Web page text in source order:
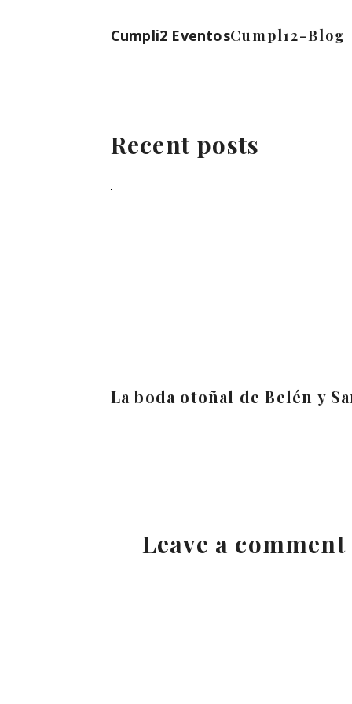
Cumpli2 EventosCumpl12-Blog
Recent posts
La boda otoñal de Belén y
Leave a comment